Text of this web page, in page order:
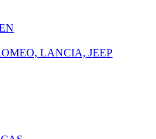
LANCIA, JEEP